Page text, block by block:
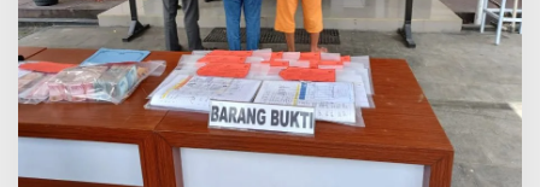
g
T
e
g
a
s
k
a